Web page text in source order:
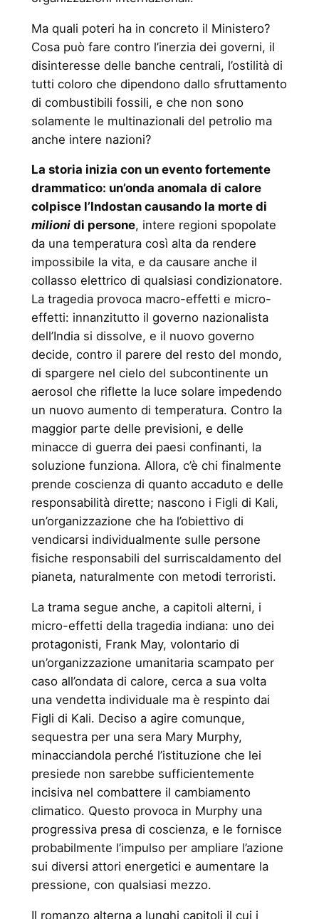
Ma quali poteri ha in concreto il Ministero?
Cosa può fare contro l’inerzia dei governi, il
disinteresse delle banche centrali, l’ostilità di
tutti coloro che dipendono dallo sfruttamento
di combustibili fossili, e che non sono
solamente le multinazionali del petrolio ma
anche intere nazioni?
La storia inizia con un evento fortemente
drammatico: un’onda anomala di calore
colpisce l’Indostan causando la morte di
milionidi persone, intere regioni spopolate
da una temperatura così alta da rendere
impossibile la vita, e da causare anche il
collasso elettrico di qualsiasi condizionatore.
La tragedia provoca macro-effetti e micro-
effetti: innanzitutto il governo nazionalista
dell’India si dissolve, e il nuovo governo
decide, contro il parere del resto del mondo,
di spargere nel cielo del subcontinente un
aerosol che riflette la luce solare impedendo
un nuovo aumento di temperatura. Contro la
maggior parte delle previsioni, e delle
minacce di guerra dei paesi confinanti, la
soluzione funziona. Allora, c’è chi finalmente
prende coscienza di quanto accaduto e delle
responsabilità dirette; nascono i Figli di Kali,
un’organizzazione che ha l’obiettivo di
vendicarsi individualmente sulle persone
fisiche responsabili del surriscaldamento del
pianeta, naturalmente con metodi terroristi.
La trama segue anche, a capitoli alterni, i
micro-effetti della tragedia indiana: uno dei
protagonisti, Frank May, volontario di
un’organizzazione umanitaria scampato per
caso all’ondata di calore, cerca a sua volta
una vendetta individuale ma è respinto dai
Figli di Kali. Deciso a agire comunque,
sequestra per una sera Mary Murphy,
minacciandola perché l’istituzione che lei
presiede non sarebbe sufficientemente
incisiva nel combattere il cambiamento
climatico. Questo provoca in Murphy una
progressiva presa di coscienza, e le fornisce
probabilmente l’impulso per ampliare l’azione
sui diversi attori energetici e aumentare la
pressione, con qualsiasi mezzo.
Il romanzo alterna a lunghi capitoli il cui i